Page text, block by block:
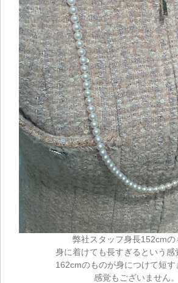
弊社スタッフ身長152cmの
身に着けても長すぎるという感
162cmのものが身につけて短す
感覚もございません。